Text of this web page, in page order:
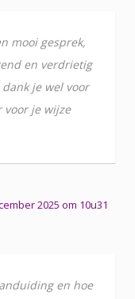
mooi gesprek,
en verdrietig
je wel voor
je wijze
2025 om 10u31
en hoe